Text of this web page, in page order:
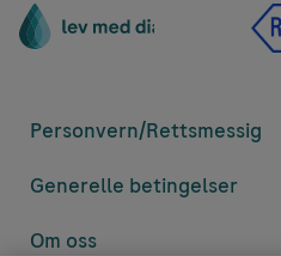
Personvern/Rettsmessig
Generelle betingelser
Om oss